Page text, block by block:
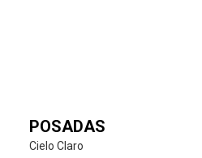
POSADAS
Cielo Claro